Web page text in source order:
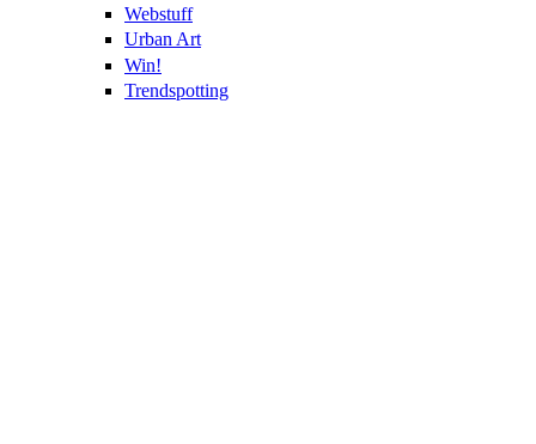
Webstuff
Urban Art
Win!
Trendspotting